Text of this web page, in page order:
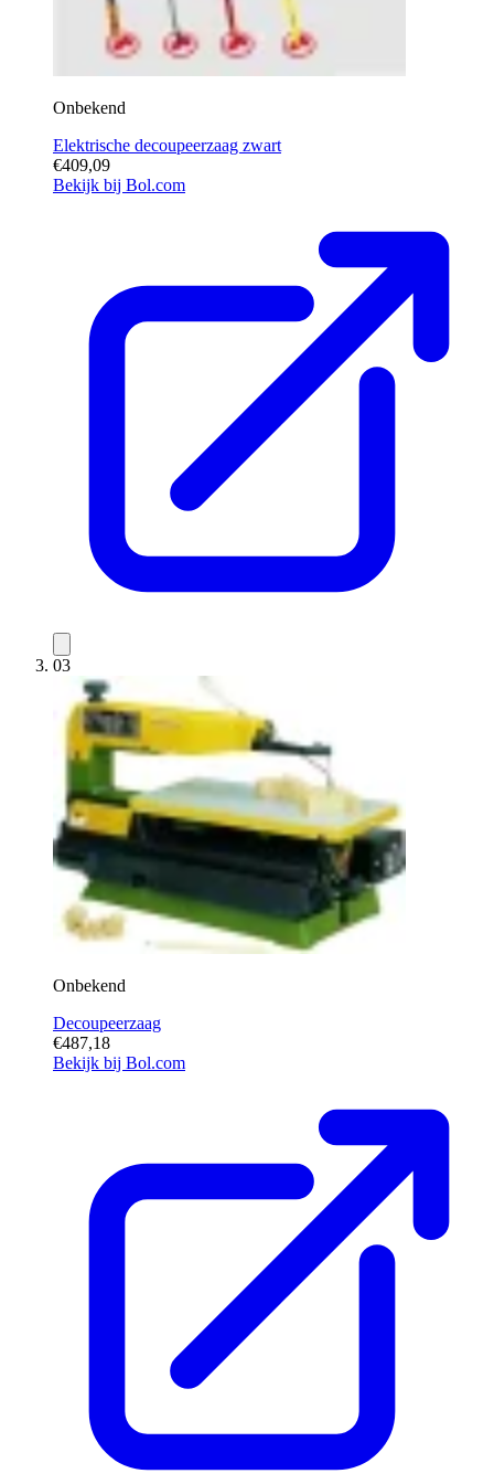
Onbekend
Elektrische decoupeerzaag zwart
€409,09
Bekijk bij Bol.com
03
Onbekend
Decoupeerzaag
€487,18
Bekijk bij Bol.com